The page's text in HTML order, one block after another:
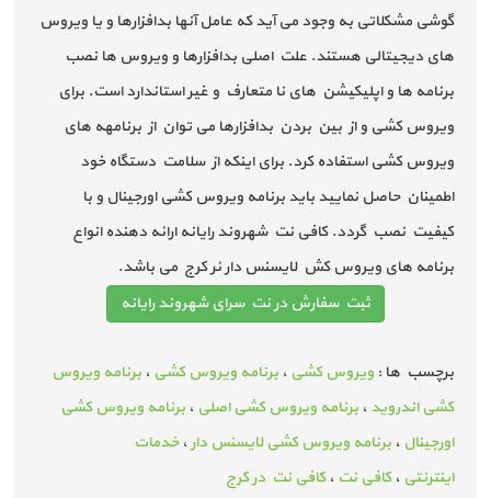
گوشی مشکلاتی به وجود می آید که عامل آنها بدافزارها و یا ویروس
های دیجیتالی هستند. علت اصلی بدافزارها و ویروس ها نصب
برنامه ها و اپلیکیشن های نا متعارف و غیر استاندارد است. برای
ویروس کشی و از بین بردن بدافزارها می توان از برنامهه های
ویروس کشی استفاده کرد. برای اینکه از سلامت دستگاه خود
اطمینان حاصل نمایید باید برنامه ویروس کشی اورجینال و با
کیفیت نصب گردد. کافی نت شهروند رایانه ارائه دهنده انواع
برنامه های ویروس کش لایسنس دار ئر کرج می باشد.
ثبت سفارش در نت سرای شهروند رایانه
برچسب ها :ویروس کشی ،برنامه ویروس کشی ،برنامه ویروس
کشی اندروید ،برنامه ویروس کشی اصلی ،برنامه ویروس کشی
اورجینال ،برنامه ویروس کشی لایسنس دار ،خدمات
اینترنتی ،کافی نت ،کافی نت در کرج